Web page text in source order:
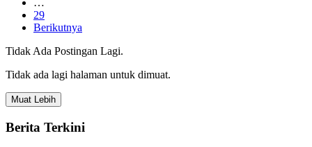
…
29
Berikutnya
Tidak Ada Postingan Lagi.
Tidak ada lagi halaman untuk dimuat.
Muat Lebih
Berita Terkini